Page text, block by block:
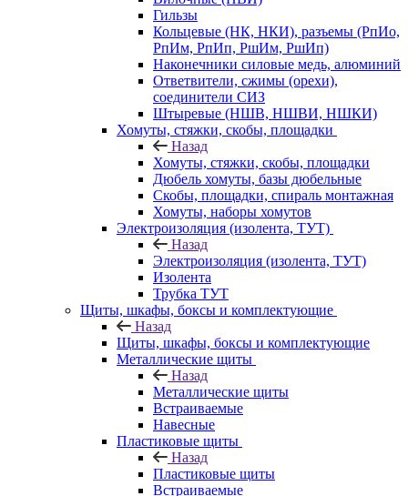
Гильзы
Кольцевые (НК, НКИ), разъемы (РпИо,
РпИм, РпИп, РшИм, РшИп)
Наконечники силовые медь, алюминий
Ответвители, сжимы (орехи),
соединители СИЗ
Штыревые (НШВ, НШВИ, НШКИ)
Хомуты, стяжки, скобы, площадки
Назад
Хомуты, стяжки, скобы, площадки
Дюбель хомуты, базы дюбельные
Скобы, площадки, спираль монтажная
Хомуты, наборы хомутов
Электроизоляция (изолента, ТУТ)
Назад
Электроизоляция (изолента, ТУТ)
Изолента
Трубка ТУТ
Щиты, шкафы, боксы и комплектующие
Назад
Щиты, шкафы, боксы и комплектующие
Металлические щиты
Назад
Металлические щиты
Встраиваемые
Навесные
Пластиковые щиты
Назад
Пластиковые щиты
Встраиваемые